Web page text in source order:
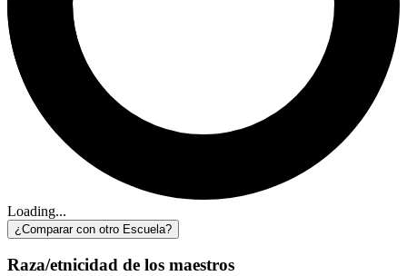
Loading...
¿Comparar con otro Escuela?
Raza/etnicidad de los maestros